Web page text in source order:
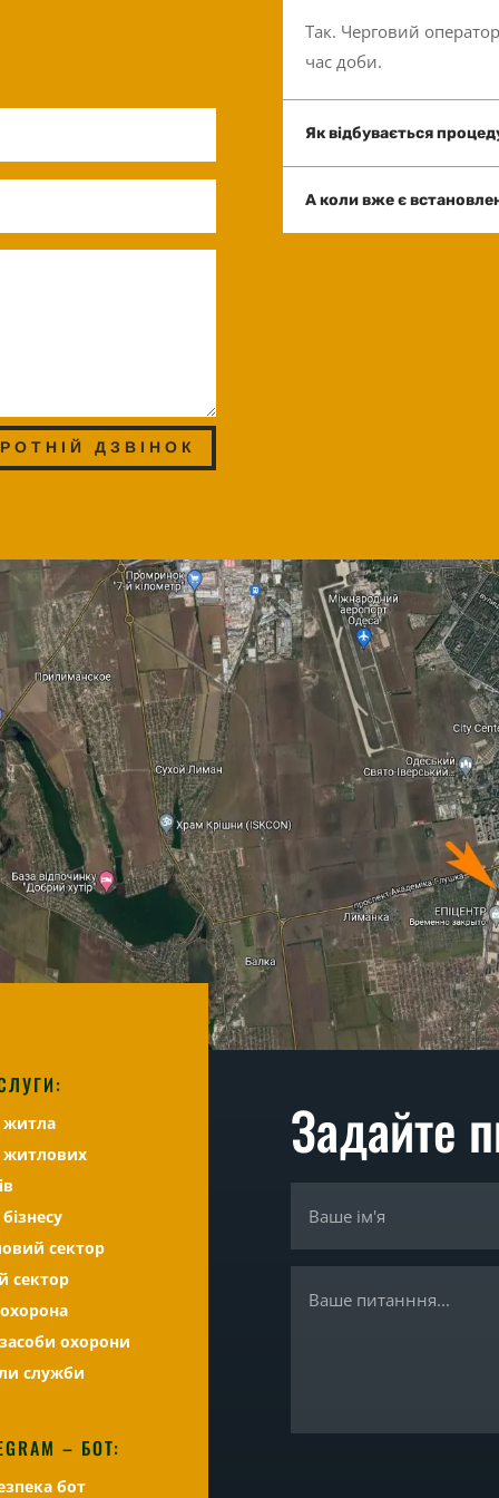
ДЗВІНОК
Так. Черговий
час доби.
Як відбувається
А коли вже є
житла
житлових
сектор
сектор
засоби охорони
служби
– БОТ:
бот
Задайте